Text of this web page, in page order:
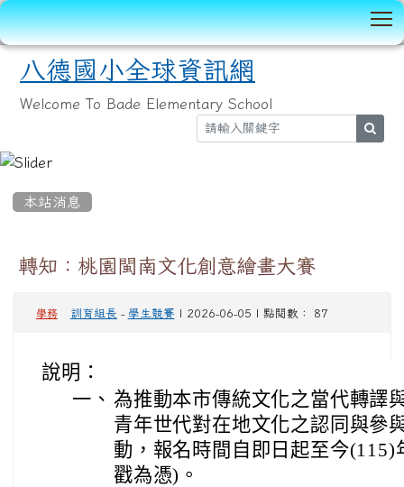
八德國小全球資訊網
Welcome To Bade Elementary School
本站消息
轉知：桃園閩南文化創意繪畫大賽
學務 訓育組長 - 學生競賽| 2026-06-05 | 點閱數： 87
說明：
一、 為推動本市傳統文化之當代轉譯
青年世代對在地文化之認同與參
動，報名時間自即日起至今(115)
戳為憑)。